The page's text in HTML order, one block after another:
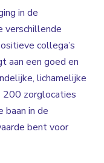
in de
verschillende
collega’s
aan een goed en
lichamelijke
200 zorglocaties
baan in de
bent voor